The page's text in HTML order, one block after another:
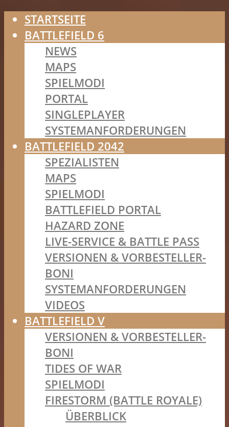
STARTSEITE
BATTLEFIELD 6
NEWS
MAPS
SPIELMODI
PORTAL
SINGLEPLAYER
SYSTEMANFORDERUNGEN
BATTLEFIELD 2042
SPEZIALISTEN
MAPS
SPIELMODI
BATTLEFIELD PORTAL
HAZARD ZONE
LIVE-SERVICE & BATTLE PASS
VERSIONEN & VORBESTELLER-
BONI
SYSTEMANFORDERUNGEN
VIDEOS
BATTLEFIELD V
VERSIONEN & VORBESTELLER-
BONI
TIDES OF WAR
SPIELMODI
FIRESTORM (BATTLE ROYALE)
ÜBERBLICK